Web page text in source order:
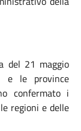
del 21 maggio
e le province
confermato i
regioni e delle